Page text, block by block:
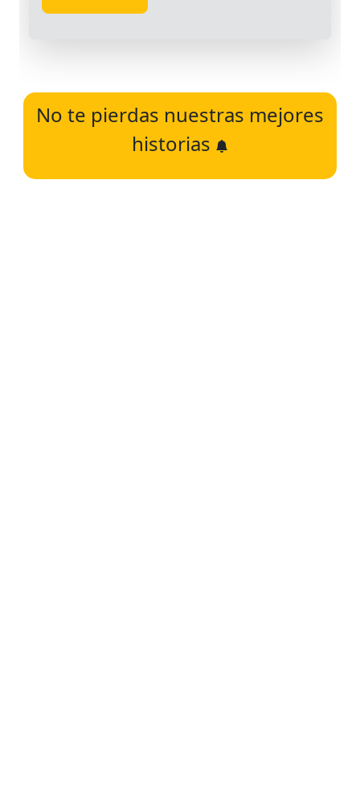
No te pierdas nuestras mejores
historias